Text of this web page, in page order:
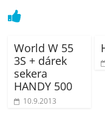
World W 55
3S + dárek
sekera
HANDY 500
10.9.2013